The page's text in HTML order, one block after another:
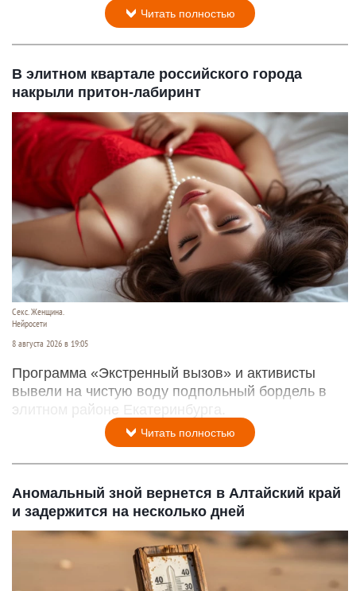
Читать полностью
В элитном квартале российского города
накрыли притон-лабиринт
Секс. Женщина.
Нейросети
8 августа 2026 в 19:05
Программа «Экстренный вызов» и активисты
вывели на чистую воду подпольный бордель в
элитном районе Екатеринбурга.
Читать полностью
Аномальный зной вернется в Алтайский край
и задержится на несколько дней